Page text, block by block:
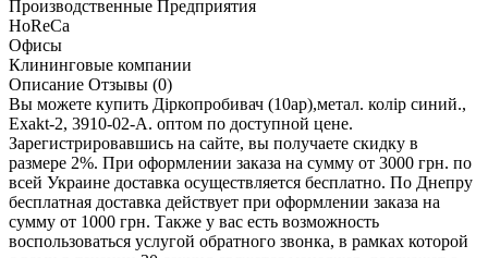
Производственные Предприятия
HoReCa
Офисы
Клининговые компании
Описание Отзывы (0)
Вы можете купить Діркопробивач (10ар),метал. колір синий.,
Exakt-2, 3910-02-A. оптом по доступной цене.
Зарегистрировавшись на сайте, вы получаете скидку в
размере 2%. При оформлении заказа на сумму от 3000 грн. по
всей Украине доставка осуществляется бесплатно. По Днепру
бесплатная доставка действует при оформлении заказа на
сумму от 1000 грн. Также у вас есть возможность
воспользоваться услугой обратного звонка, в рамках которой